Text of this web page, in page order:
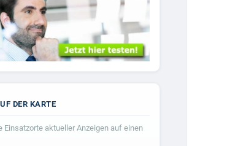
DER KARTE
Einsatzorte aktueller Anzeigen auf einen